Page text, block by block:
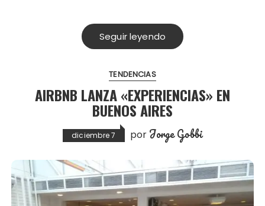
Seguir leyendo
TENDENCIAS
AIRBNB LANZA «EXPERIENCIAS» EN
BUENOS AIRES
diciembre 7 por Jorge Gobbi